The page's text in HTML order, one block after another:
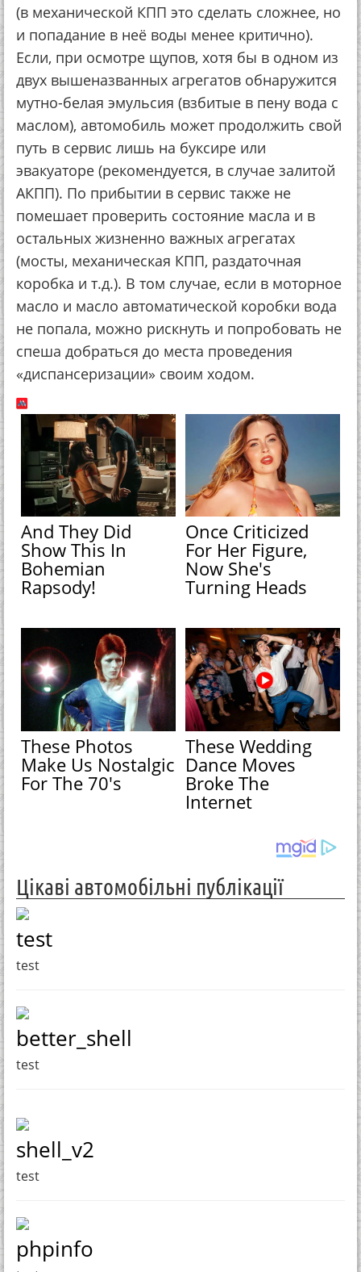
(в механической КПП это сделать сложнее, но
и попадание в неё воды менее критично).
Если, при осмотре щупов, хотя бы в одном из
двух вышеназванных агрегатов обнаружится
мутно-белая эмульсия (взбитые в пену вода с
маслом), автомобиль может продолжить свой
путь в сервис лишь на буксире или
эвакуаторе (рекомендуется, в случае залитой
АКПП). По прибытии в сервис также не
помешает проверить состояние масла и в
остальных жизненно важных агрегатах
(мосты, механическая КПП, раздаточная
коробка и т.д.). В том случае, если в моторное
масло и масло автоматической коробки вода
не попала, можно рискнуть и попробовать не
спеша добраться до места проведения
«диспансеризации» своим ходом.
And They Did
Show This In
Bohemian
Rapsody!
Once Criticized
For Her Figure,
Now She's
Turning Heads
These Photos
Make Us Nostalgic
For The 70's
These Wedding
Dance Moves
Broke The
Internet
Цікаві автомобільні публікації
test
test
better_shell
test
shell_v2
test
phpinfo